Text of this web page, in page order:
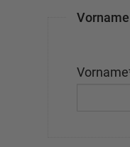
Vorname
Vorname